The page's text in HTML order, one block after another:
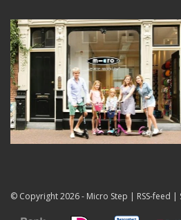
© Copyright 2026 - Micro Step | RSS-feed |